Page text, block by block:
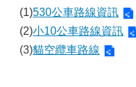
(1)530公車路線資訊
(2)小10公車路線資訊
(3)貓空纜車路線